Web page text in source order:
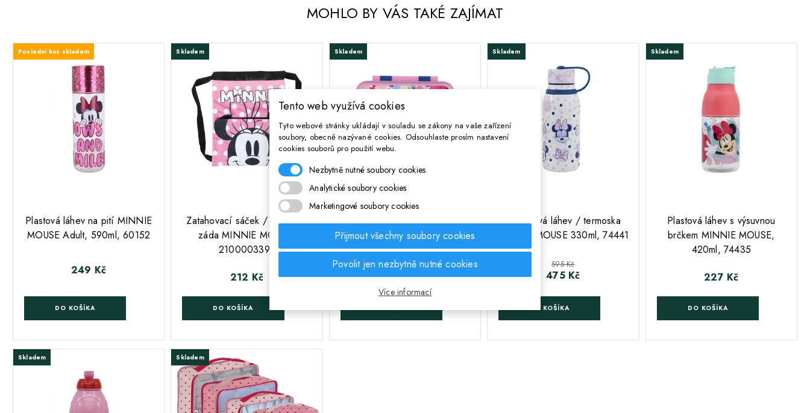
MOHLO BY VÁS TAKÉ ZAJÍMAT
Poslední kus skladem
Plastová láhev na pití MINNIE
MOUSE Adult, 590ml, 60152
Cena
249 Kč
DO KOŠÍKA
Skladem
Zatahovací sáček / batoh na
záda MINNIE MOUSE,
2100003397
Cena
212 Kč
DO KOŠÍKA
Skladem
Plastový box na svačinu
MINNIE MOUSE, 51174
Cena
95 Kč
Skladem
Nerezová láhev / termoska
MINNIE MOUSE 330ml, 74441
Běžná cena
595 Kč
Cena
475 Kč
DO KOŠÍKA
Skladem
Plastová láhev s výsuvnou
brčkem MINNIE MOUSE,
420ml, 74435
Cena
227 Kč
DO KOŠÍKA
Skladem Skladem
Tento web využívá cookies
Tyto webové stránky ukládají v souladu se zákony na vaše zařízení
soubory, obecně nazývané cookies. Odsouhlaste prosím nastavení
cookies souborů pro použití webu.
Nezbytně nutné soubory cookies
Analytické soubory cookies
Marketingové soubory cookies
Přijmout všechny soubory cookies
Povolit jen nezbytně nutné cookies
Více informací